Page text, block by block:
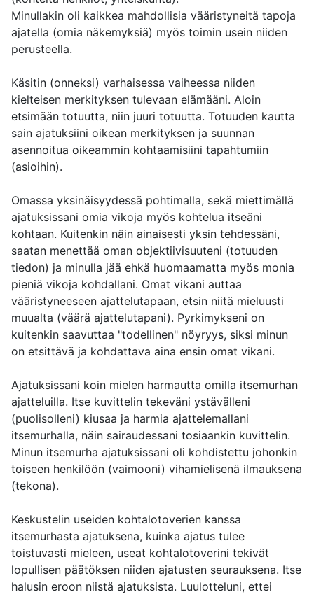
Minullakin oli kaikkea mahdollisia vääristyneitä tapoja
ajatella (omia näkemyksiä) myös toimin usein niiden
perusteella.
Käsitin (onneksi) varhaisessa vaiheessa niiden
kielteisen merkityksen tulevaan elämääni. Aloin
etsimään totuutta, niin juuri totuutta. Totuuden kautta
sain ajatuksiini oikean merkityksen ja suunnan
asennoitua oikeammin kohtaamisiini tapahtumiin
(asioihin).
Omassa yksinäisyydessä pohtimalla, sekä miettimällä
ajatuksissani omia vikoja myös kohtelua itseäni
kohtaan. Kuitenkin näin ainaisesti yksin tehdessäni,
saatan menettää oman objektiivisuuteni (totuuden
tiedon) ja minulla jää ehkä huomaamatta myös monia
pieniä vikoja kohdallani. Omat vikani auttaa
vääristyneeseen ajattelutapaan, etsin niitä mieluusti
muualta (väärä ajattelutapani). Pyrkimykseni on
kuitenkin saavuttaa "todellinen" nöyryys, siksi minun
on etsittävä ja kohdattava aina ensin omat vikani.
Ajatuksissani koin mielen harmautta omilla itsemurhan
ajatteluilla. Itse kuvittelin tekeväni ystävälleni
(puolisolleni) kiusaa ja harmia ajattelemallani
itsemurhalla, näin sairaudessani tosiaankin kuvittelin.
Minun itsemurha ajatuksissani oli kohdistettu johonkin
toiseen henkilöön (vaimooni) vihamielisenä ilmauksena
(tekona).
Keskustelin useiden kohtalotoverien kanssa
itsemurhasta ajatuksena, kuinka ajatus tulee
toistuvasti mieleen, useat kohtalotoverini tekivät
lopullisen päätöksen niiden ajatusten seurauksena. Itse
halusin eroon niistä ajatuksista. Luulotteluni, ettei